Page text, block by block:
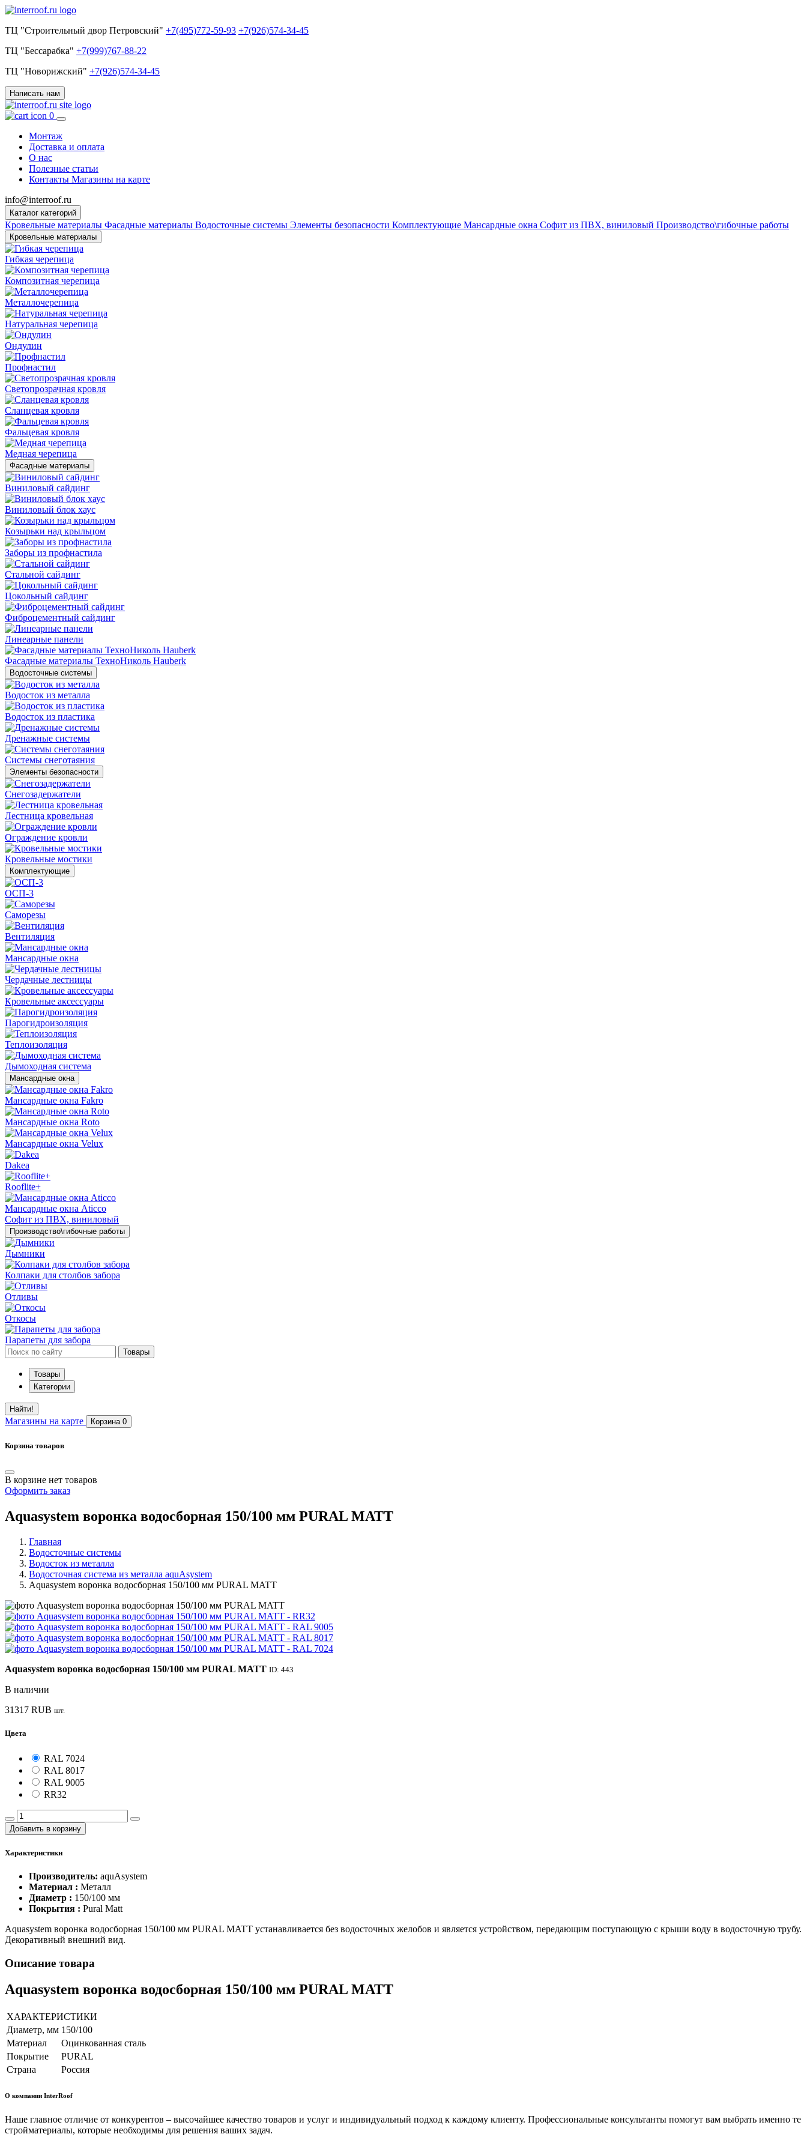
ТЦ "Строительный двор Петровский" +7(495)772-59-93 +7(926)574-34-45
ТЦ "Бессарабка" +7(999)767-88-22
ТЦ "Новорижский" +7(926)574-34-45
Написать нам
0
Монтаж
Доставка и оплата
О нас
Полезные статьи
Контакты Магазины на карте
info@interroof.ru
Каталог категорий
Кровельные материалы Фасадные материалы Водосточные системы Элементы безопасности Комплектующие Мансардные окна Софит из ПВХ, виниловый Производство\гибочные работы
Кровельные материалы
Гибкая черепица
Композитная черепица
Металлочерепица
Натуральная черепица
Ондулин
Профнастил
Светопрозрачная кровля
Сланцевая кровля
Фальцевая кровля
Медная черепица
Фасадные материалы
Виниловый сайдинг
Виниловый блок хаус
Козырьки над крыльцом
Заборы из профнастила
Стальной сайдинг
Цокольный сайдинг
Фиброцементный сайдинг
Линеарные панели
Фасадные материалы ТехноНиколь Hauberk
Водосточные системы
Водосток из металла
Водосток из пластика
Дренажные системы
Системы снеготаяния
Элементы безопасности
Снегозадержатели
Лестница кровельная
Ограждение кровли
Кровельные мостики
Комплектующие
ОСП-3
Саморезы
Вентиляция
Мансардные окна
Чердачные лестницы
Кровельные аксессуары
Парогидроизоляция
Теплоизоляция
Дымоходная система
Мансардные окна
Мансардные окна Fakro
Мансардные окна Roto
Мансардные окна Velux
Dakea
Rooflite+
Мансардные окна Aticco
Софит из ПВХ, виниловый
Производство\гибочные работы
Дымники
Колпаки для столбов забора
Отливы
Откосы
Парапеты для забора
Товары
Товары
Категории
Найти!
Магазины на карте Корзина 0
Корзина товаров
В корзине нет товаров
Оформить заказ
Aquasystem воронка водосборная 150/100 мм PURAL MATT
Главная
Водосточные системы
Водосток из металла
Водосточная система из металла aquAsystem
Aquasystem воронка водосборная 150/100 мм PURAL MATT
Aquasystem воронка водосборная 150/100 мм PURAL MATT ID: 443
В наличии
31317 RUB шт.
Цвета
RAL 7024
RAL 8017
RAL 9005
RR32
Добавить в корзину
Характеристики
Производитель: aquAsystem
Материал : Металл
Диаметр : 150/100 мм
Покрытия : Pural Matt
Aquasystem воронка водосборная 150/100 мм PURAL MATT устанавливается без водосточных желобов и является устройством, передающим поступающую с крыши воду в водосточную трубу.
Декоративный внешний вид.
Описание товара
Aquasystem воронка водосборная 150/100 мм PURAL MATT
ХАРАКТЕРИСТИКИ
Диаметр, мм 150/100
Материал
Оцинкованная сталь
Покрытие
PURAL
Страна
Россия
О компании InterRoof
Наше главное отличие от конкурентов – высочайшее качество товаров и услуг и индивидуальный подход к каждому клиенту. Профессиональные консультанты помогут вам выбрать именно те
стройматериалы, которые необходимы для решения ваших задач.